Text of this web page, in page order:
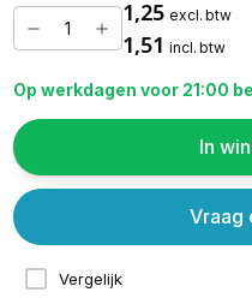
1,25 excl. btw
1,51 incl. btw
Op werkdagen voor 21:00
In
Vergelijk
Vraag